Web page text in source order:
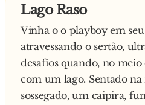
Lago Raso
Vinha o o playboy em
atravessando o sertão,
desafios quando, no
com um lago. Sentado
sossegado, um caipira,